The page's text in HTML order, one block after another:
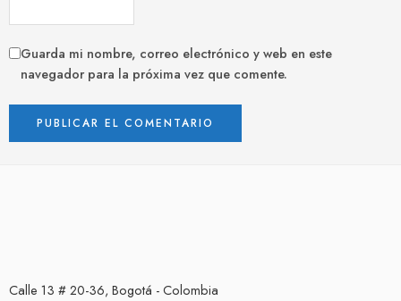
Guarda mi nombre, correo electrónico y web en este
navegador para la próxima vez que comente.
Calle 13 # 20-36, Bogotá - Colombia